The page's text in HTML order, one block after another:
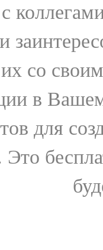
со
в
для
Это